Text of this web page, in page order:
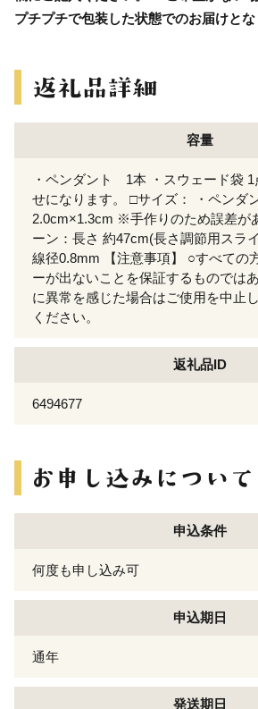
プチプチで包装した状態でのお届けとな
容量
・ペンダント 1本 ・スウェード袋
せになります。 □サイズ： ・ペンダ
2.0cm×1.3cm ※手作りのため誤差が
ーン：長さ 約47cm(長さ調節用スラ
線径0.8mm 【注意事項】 ○すべての
ーが出ないことを保証するものでは
に異常を感じた場合はご使用を中止
ください。
返礼品ID
6494677
申込条件
何度も申し込み可
申込期日
通年
発送期日